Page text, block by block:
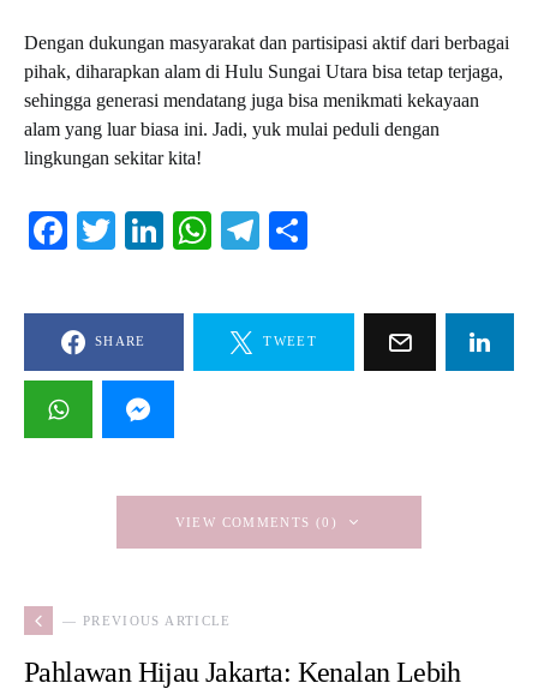
Dengan dukungan masyarakat dan partisipasi aktif dari berbagai
pihak, diharapkan alam di Hulu Sungai Utara bisa tetap terjaga,
sehingga generasi mendatang juga bisa menikmati kekayaan
alam yang luar biasa ini. Jadi, yuk mulai peduli dengan
lingkungan sekitar kita!
Facebook
TwitterLinkedIn
WhatsApp
Telegram
SHARE TWEET
VIEW COMMENTS (0)
— PREVIOUS ARTICLE
Pahlawan Hijau Jakarta: Kenalan Lebih